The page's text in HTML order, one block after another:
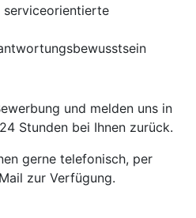
serviceorientierte
und melden uns in
Stunden bei Ihnen zurück.
gerne telefonisch, per
zur Verfügung.